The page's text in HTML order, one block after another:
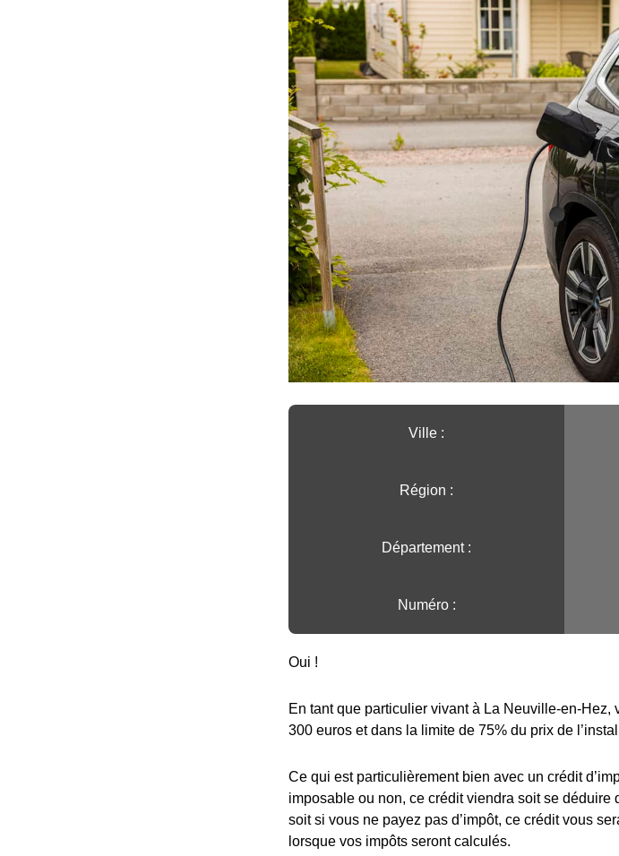
Ville :️
Région :️
Département :
Numéro :
Oui !
En tant que particulier vivant à La Neuville-en-Hez,
300 euros et dans la limite de 75% du prix de
Ce qui est particulièrement bien avec un crédit
imposable ou non, ce crédit viendra soit se
soit si vous ne payez pas d’impôt, ce crédit vous
lorsque vos impôts seront calculés.